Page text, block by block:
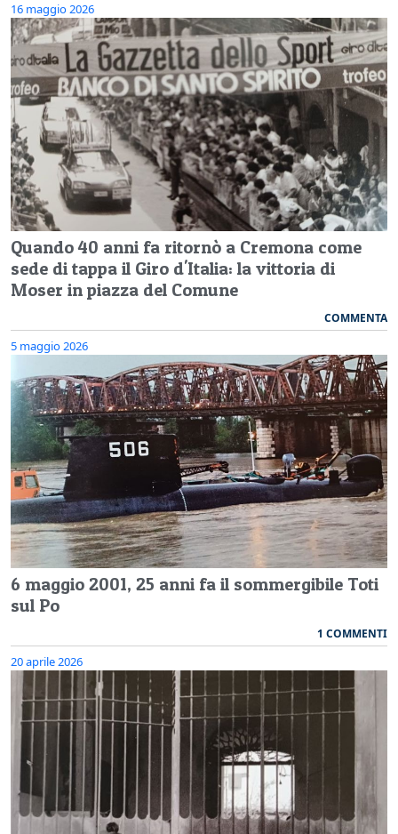
16 maggio 2026
Quando 40 anni fa ritornò a Cremona come
sede di tappa il Giro d'Italia: la vittoria di
Moser in piazza del Comune
COMMENTA
5 maggio 2026
6 maggio 2001, 25 anni fa il sommergibile Toti
sul Po
1 COMMENTI
20 aprile 2026